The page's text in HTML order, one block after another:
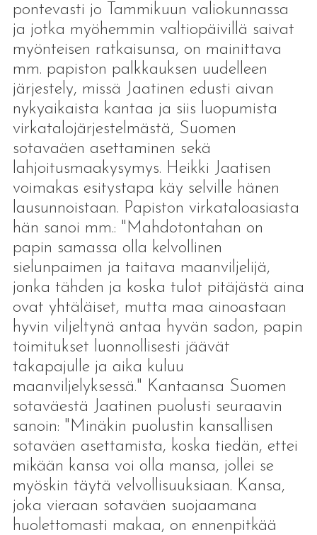
pontevasti jo Tammikuun valiokunnassa
ja jotka myöhemmin valtiopäivillä saivat
myönteisen ratkaisunsa, on mainittava
mm. papiston palkkauksen uudelleen
järjestely, missä Jaatinen edusti aivan
nykyaikaista kantaa ja siis luopumista
virkatalojärjestelmästä, Suomen
sotavaäen asettaminen sekä
lahjoitusmaakysymys. Heikki Jaatisen
voimakas esitystapa käy selville hänen
lausunnoistaan. Papiston virkataloasiasta
hän sanoi mm.: "Mahdotontahan on
papin samassa olla kelvollinen
sielunpaimen ja taitava maanviljelijä,
jonka tähden ja koska tulot pitäjästä aina
ovat yhtäläiset, mutta maa ainoastaan
hyvin viljeltynä antaa hyvän sadon, papin
toimitukset luonnollisesti jäävät
takapajulle ja aika kuluu
maanviljelyksessä." Kantaansa Suomen
sotaväestä Jaatinen puolusti seuraavin
sanoin: "Minäkin puolustin kansallisen
sotaväen asettamista, koska tiedän, ettei
mikään kansa voi olla mansa, jollei se
myöskin täytä velvollisuuksiaan. Kansa,
joka vieraan sotaväen suojaamana
huolettomasti makaa, on ennenpitkää